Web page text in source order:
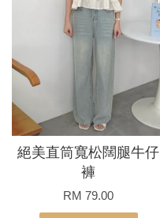
絕美直筒寬松闊腿牛仔
褲
RM 79.00